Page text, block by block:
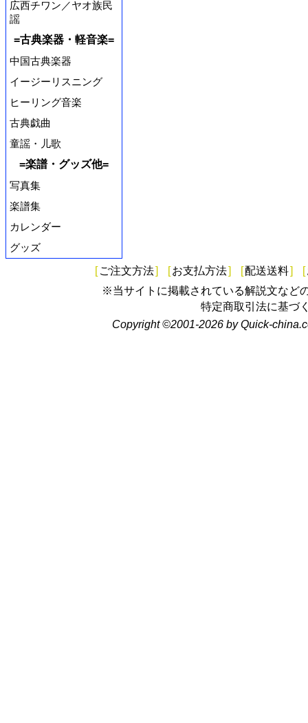
広西チワン／ヤオ族民
謡
=古典楽器・軽音楽=
中国古典楽器
イージーリスニング
ヒーリング音楽
古典戯曲
童謡・儿歌
=楽譜・グッズ他=
写真集
楽譜集
カレンダー
グッズ
[ ご注文方法] [お支払方法] [配送送料] [
※当サイトに掲載されている解説文など
特定商取引法に基づ
Copyright ©2001-2026 by Quick-